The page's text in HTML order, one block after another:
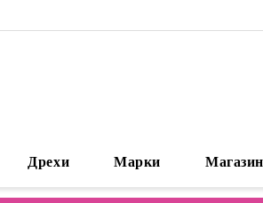
Дрехи Марки